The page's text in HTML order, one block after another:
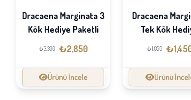
Dracaena Marginata 3
Kök Hediye Paketli
₺3,380 ₺2,850
Ürünü İncele
Dracaena
Tek Kök
Paketli
₺1,850
Ürünü